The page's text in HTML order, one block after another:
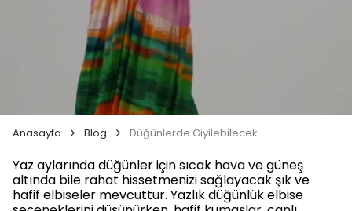
Anasayfa Blog Düğünlerde Giyilebilecek Yazlık Elbiseler
Yaz aylarında düğünler için sıcak hava ve güneş
altında bile rahat hissetmenizi sağlayacak şık ve
hafif elbiseler mevcuttur. Yazlık düğünlük elbise